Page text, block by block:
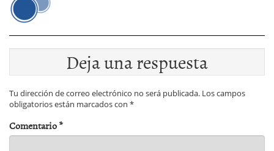
Deja una respuesta
Tu dirección de correo electrónico no será publicada. Los campos
obligatorios están marcados con *
Comentario*